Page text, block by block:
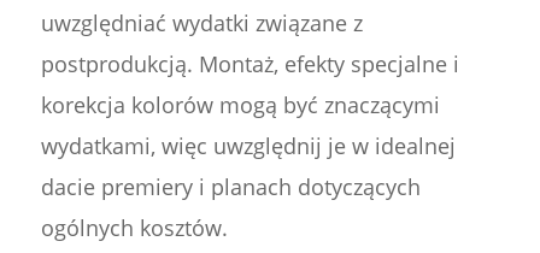
uwzględniać wydatki związane z
postprodukcją. Montaż, efekty specjalne i
korekcja kolorów mogą być znaczącymi
wydatkami, więc uwzględnij je w idealnej
dacie premiery i planach dotyczących
ogólnych kosztów.